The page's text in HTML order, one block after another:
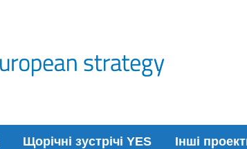
Щорічні зустрічі YES Інші